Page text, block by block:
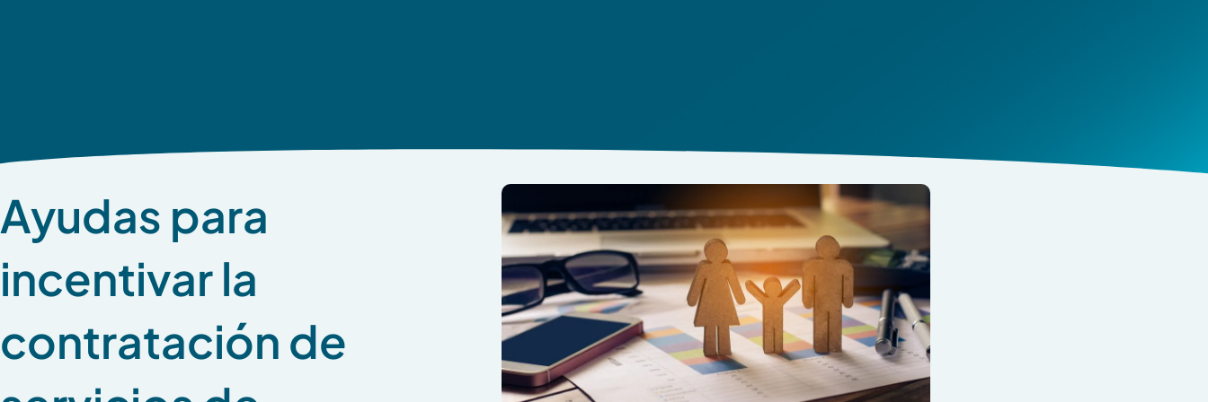
Ayudas para
incentivar la
contratación de